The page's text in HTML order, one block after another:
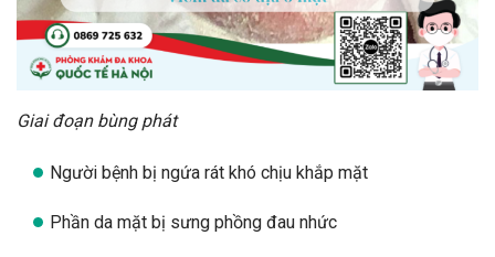
Giai đoạn bùng phát
Người bệnh bị ngứa rát khó chịu khắp mặt
Phần da mặt bị sưng phồng đau nhức